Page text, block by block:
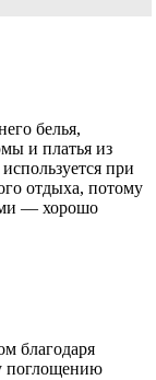
белья,
и платья из
при
отдыха, потому
— хорошо
благодаря
поглощению